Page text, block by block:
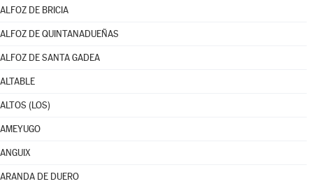
ALFOZ DE BRICIA
ALFOZ DE QUINTANADUEÑAS
ALFOZ DE SANTA GADEA
ALTABLE
ALTOS (LOS)
AMEYUGO
ANGUIX
ARANDA DE DUERO